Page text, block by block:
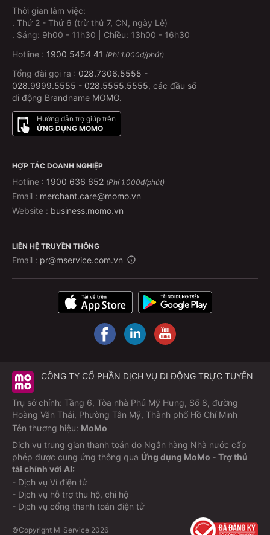
Thời gian làm việc:
. Thứ 2 - Thứ 6 (trừ thứ 7, CN, ngày Lễ)
. Sáng: 9h00 - 11h30 | Chiều: 13h00 - 16h30
Hotline : 1900 5454 41 (Phí 1.000đ/phút)
Tổng đài gọi ra : 028.7306.5555 -
028.9999.5555 - 028.5555.5555, các đầu số
di động Brandname MOMO.
Hướng dẫn trợ giúp trên
ỨNG DỤNG MOMO
HỢP TÁC DOANH NGHIỆP
Hotline : 1900 636 652 (Phí 1.000đ/phút)
Email : merchant.care@momo.vn
Website : business.momo.vn
LIÊN HỆ TRUYỀN THÔNG
Email : pr@mservice.com.vn
CÔNG TY CỔ PHẦN DỊCH VỤ DI ĐỘNG TRỰC TUYẾN
Trụ sở chính: Tầng 6, Tòa nhà Phú Mỹ Hưng, Số 8, đường
Hoàng Văn Thái, Phường Tân Mỹ, Thành phố Hồ Chí Minh
Tên thương hiệu: MoMo
Dịch vụ trung gian thanh toán do Ngân hàng Nhà nước cấp
phép được cung ứng thông qua Ứng dụng MoMo - Trợ thủ
tài chính với AI:
- Dịch vụ Ví điện tử
- Dịch vụ hỗ trợ thu hộ, chi hộ
- Dịch vụ cổng thanh toán điện tử
©Copyright M_Service 2026